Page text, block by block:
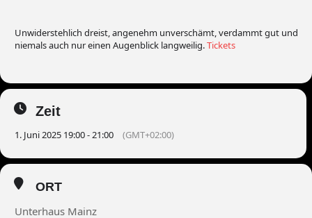
Unwiderstehlich dreist, angenehm unverschämt, verdammt gut und
niemals auch nur einen Augenblick langweilig.Tickets
Zeit
1. Juni 2025 19:00 - 21:00 (GMT+02:00)
ORT
Unterhaus Mainz